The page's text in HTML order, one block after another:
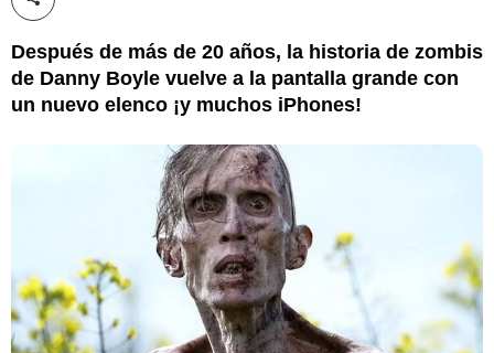
Compartir esta noticia
Después de más de 20 años, la historia de zombis
de Danny Boyle vuelve a la pantalla grande con
un nuevo elenco ¡y muchos iPhones!